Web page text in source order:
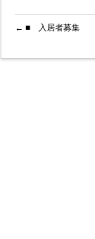
← ■ 入居者募集